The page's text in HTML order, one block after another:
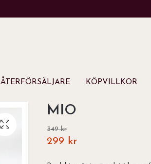
ÅTERFÖRSÄLJARE KÖPVILLKOR
MIO
349 kr
299 kr